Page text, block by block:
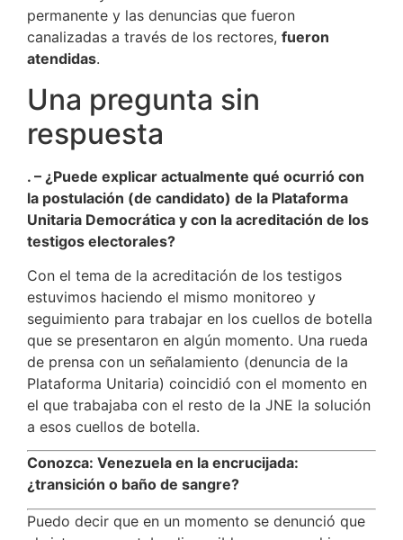
permanente y las denuncias que fueron
canalizadas a través de los rectores, fueron
atendidas.
Una pregunta sin
respuesta
. – ¿Puede explicar actualmente qué ocurrió con
la postulación (de candidato) de la Plataforma
Unitaria Democrática y con la acreditación de los
testigos electorales?
Con el tema de la acreditación de los testigos
estuvimos haciendo el mismo monitoreo y
seguimiento para trabajar en los cuellos de botella
que se presentaron en algún momento. Una rueda
de prensa con un señalamiento (denuncia de la
Plataforma Unitaria) coincidió con el momento en
el que trabajaba con el resto de la JNE la solución
a esos cuellos de botella.
Conozca: Venezuela en la encrucijada:
¿transición o baño de sangre?
Puedo decir que en un momento se denunció que